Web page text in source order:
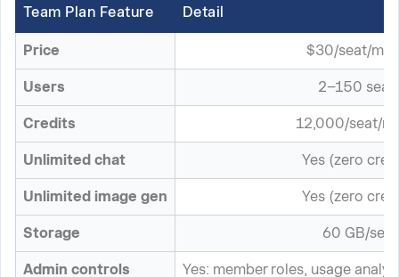
Team Plan Feature Detail
Price $30/seat/
Users 2–150
Credits 12,000/seat/
Unlimited chat Yes (zero
Unlimited image gen Yes (zero
Storage 60 GB/seat
Admin controls Yes: member roles, usage